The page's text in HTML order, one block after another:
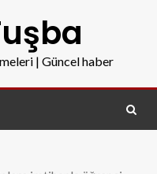
| Güncel haber